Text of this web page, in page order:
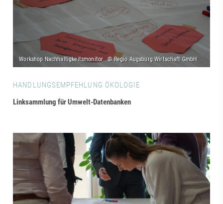
HANDLUNGSEMPFEHLUNG ÖKOLOGIE
Linksammlung für Umwelt-Datenbanken